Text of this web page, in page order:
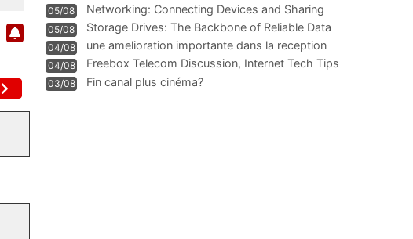
05/08
Networking: Connecting Devices and Sharing
Information
05/08
Storage Drives: The Backbone of Reliable Data
Management
04/08
une amelioration importante dans la reception
WIFI
04/08
Freebox Telecom Discussion, Internet Tech Tips
Communi
03/08 Fin canal plus cinéma?